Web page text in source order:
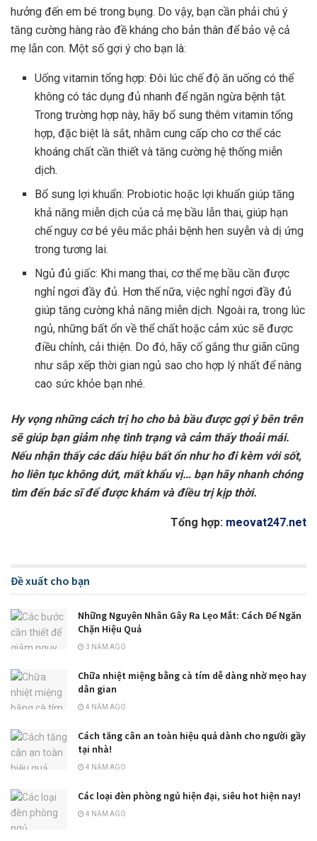
hưởng đến em bé trong bụng. Do vậy, bạn cần phải chú ý
tăng cường hàng rào đề kháng cho bản thân để bảo vệ cả
mẹ lẫn con. Một số gợi ý cho bạn là:
Uống vitamin tổng hợp: Đôi lúc chế độ ăn uống có thể
không có tác dụng đủ nhanh để ngăn ngừa bệnh tật.
Trong trường hợp này, hãy bổ sung thêm vitamin tổng
hợp, đặc biệt là sắt, nhằm cung cấp cho cơ thể các
khoáng chất cần thiết và tăng cường hệ thống miễn
dịch.
Bổ sung lợi khuẩn: Probiotic hoặc lợi khuẩn giúp tăng
khả năng miễn dịch của cả mẹ bầu lẫn thai, giúp hạn
chế nguy cơ bé yêu mắc phải bệnh hen suyễn và dị ứng
trong tương lai.
Ngủ đủ giấc: Khi mang thai, cơ thể mẹ bầu cần được
nghỉ ngơi đầy đủ. Hơn thế nữa, việc nghỉ ngơi đầy đủ
giúp tăng cường khả năng miễn dịch. Ngoài ra, trong lúc
ngủ, những bất ổn về thể chất hoặc cảm xúc sẽ được
điều chỉnh, cải thiện. Do đó, hãy cố gắng thư giãn cũng
như sắp xếp thời gian ngủ sao cho hợp lý nhất để nâng
cao sức khỏe bạn nhé.
Hy vọng những cách trị ho cho bà bầu được gợi ý bên trên
sẽ giúp bạn giảm nhẹ tình trạng và cảm thấy thoải mái.
Nếu nhận thấy các dấu hiệu bất ổn như ho đi kèm với sốt,
ho liên tục không dứt, mất khẩu vị… bạn hãy nhanh chóng
tìm đến bác sĩ để được khám và điều trị kịp thời.
Tổng hợp: meovat247.net
Đề xuất cho bạn
Những Nguyên Nhân Gây Ra Lẹo Mắt: Cách Để Ngăn
Chặn Hiệu Quả
3 NĂM AGO
Chữa nhiệt miệng bằng cà tím dễ dàng nhờ mẹo hay
dân gian
4 NĂM AGO
Cách tăng cân an toàn hiệu quả dành cho người gầy
tại nhà!
4 NĂM AGO
Các loại đèn phòng ngủ hiện đại, siêu hot hiện nay!
4 NĂM AGO